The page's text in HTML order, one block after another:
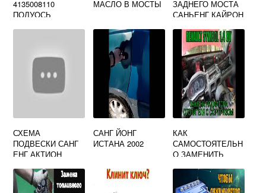
4135008110
ПОЛУОСЬ
МАСЛО В МОСТЫ
ЗАДНЕГО МОСТА
САНЬЕНГ КАЙРОН
СХЕМА
ПОДВЕСКИ САНГ
ЕНГ АКТИОН
САНГ ЙОНГ
ИСТАНА 2002
КАК
САМОСТОЯТЕЛЬН
О ЗАМЕНИТЬ
НА RENAULT
SYMBOL